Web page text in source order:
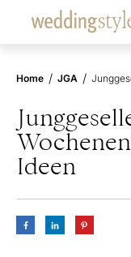
Home / JGA /
Ideen